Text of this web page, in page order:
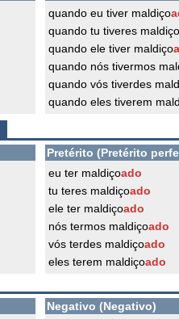
quando eu tiver maldiço
quando tu tiveres maldiço
quando ele tiver maldiço
quando nós tivermos
quando vós tiverdes
quando eles tiverem
Pretérito (Pretérito
eu ter maldiçoado
tu teres maldiçoado
ele ter maldiçoado
nós termos maldiçoado
vós terdes maldiçoado
eles terem maldiçoado
Negativo (Negativo)